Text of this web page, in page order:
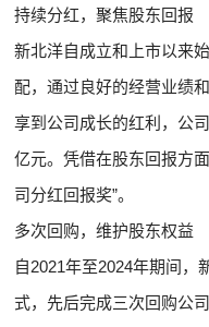
持续分红，聚焦股东回报
新北洋自成立和上市以来
配，通过良好的经营业绩
享到公司成长的红利，公
亿元。凭借在股东回报方
司分红回报奖”。
多次回购，维护股东权益
自2021年至2024年期间，
式，先后完成三次回购公